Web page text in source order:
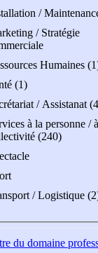
/
/ Stratégie
Humaines
(1)
/ Assistanat
à la personne /
(240)
/ Logistique
du domaine